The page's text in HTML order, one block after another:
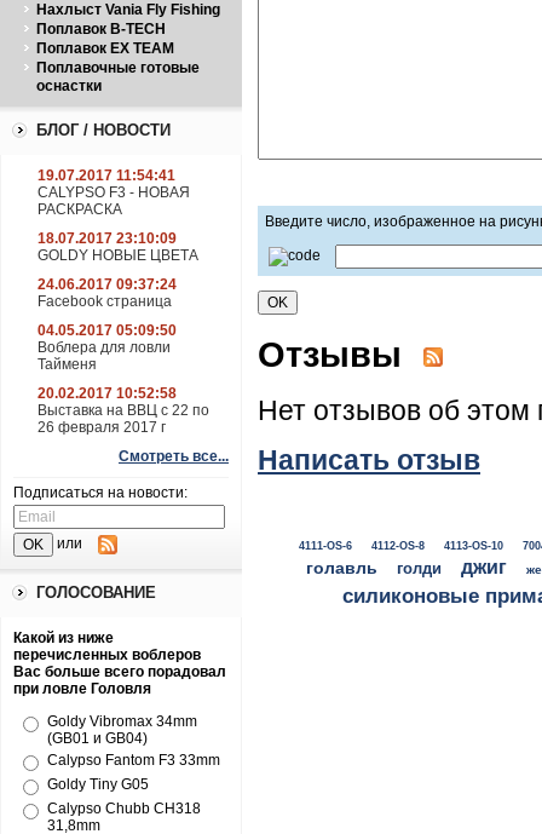
Нахлыст Vania Fly Fishing
Поплавок B-TECH
Поплавок EX TEAM
Поплавочные готовые
оснастки
БЛОГ / НОВОСТИ
19.07.2017 11:54:41
CALYPSO F3 - НОВАЯ
РАСКРАСКА
18.07.2017 23:10:09
GOLDY НОВЫЕ ЦВЕТА
24.06.2017 09:37:24
Facebook страница
04.05.2017 05:09:50
Воблера для ловли
Тайменя
20.02.2017 10:52:58
Выставка на ВВЦ с 22 по
26 февраля 2017 г
Смотреть все...
Подписаться на новости:
или
ГОЛОСОВАНИЕ
Какой из ниже
перечисленных воблеров
Вас больше всего порадовал
при ловле Головля
Goldy Vibromax 34mm
(GB01 и GB04)
Calypso Fantom F3 33mm
Goldy Tiny G05
Calypso Chubb CH318
31,8mm
Введите число, изображенное на
Отзывы
Нет отзывов об этом
Написать отзыв
4111-OS-6 4112-OS-8 4113-OS-10
голавль голди джиг
силиконовые